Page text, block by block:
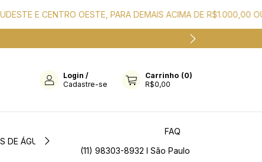
E CENTRO OESTE, PARA DEMAIS ACIMA DE R$1.000,00 OU
Login /
Cadastre-se
Carrinho (0)
R$0,00
DE ÁGUA
FAQ
(11) 98303-8932 I São Paulo